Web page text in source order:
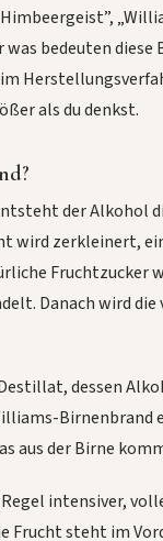
was bedeuten
als du denkst.
der Alkohol
wird zerkleinert,
Fruchtzucker
Danach wird die
dessen
Birnenbrand
aus der Birne
intensiver,
Frucht steht im